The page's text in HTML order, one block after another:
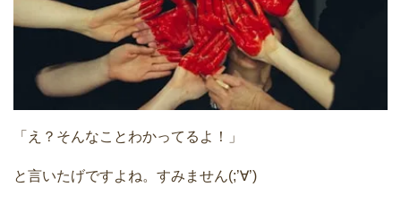
「え？そんなことわかってるよ！」
と言いたげですよね。すみません(;’∀’)